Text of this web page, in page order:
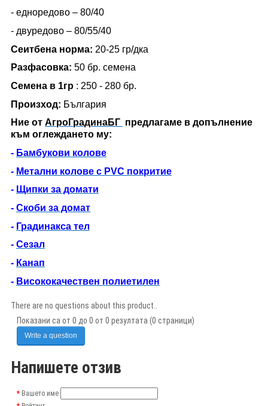
- едноредово – 80/40
- двуредово – 80/55/40
Сеитбена норма: 20-25 гр/дка
Разфасовка: 50 бр. семена
Семена в 1гр : 250 - 280 бр.
Произход: България
Ние от АгроГрадинаБГ предлагаме в допълнение
към оглеждането му:
- Бамбукови колове
- Метални колове с PVC покритие
- Щипки за домати
- Скоби за домат
- Градинакса тел
- Сезал
- Канап
- Висококачествен полиетилен
There are no questions about this product..
Показани са от 0 до 0 от 0 резултата (0 страници)
Write a question
Напишете отзив
Вашето име